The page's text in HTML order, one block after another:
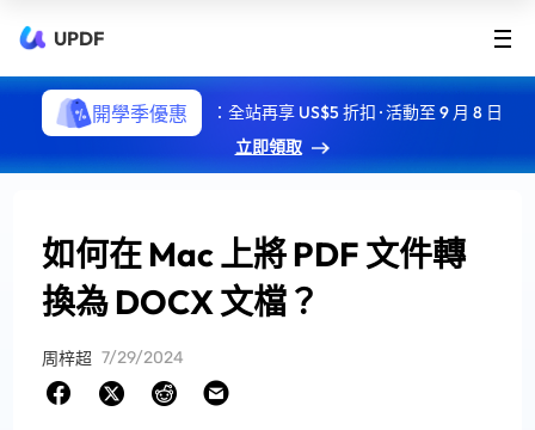
UPDF
開學季優惠
：全站再享 US$5 折扣 · 活動至 9 月 8 日
立即領取
如何在 Mac 上將 PDF 文件轉
換為 DOCX 文檔？
周梓超 7/29/2024